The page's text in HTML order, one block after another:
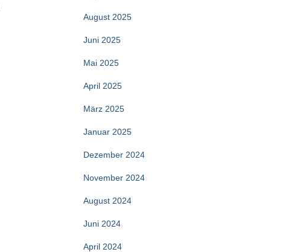
August 2025
Juni 2025
Mai 2025
April 2025
März 2025
Januar 2025
Dezember 2024
November 2024
August 2024
Juni 2024
April 2024